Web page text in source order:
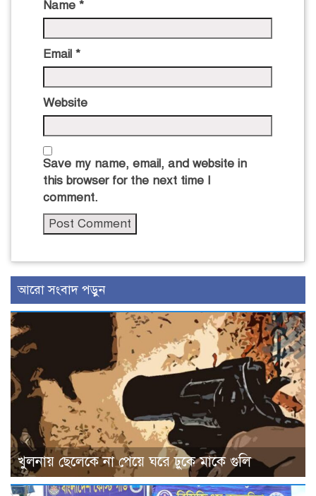
Name *
Email *
Website
Save my name, email, and website in
this browser for the next time I
comment.
আরো সংবাদ পড়ুন
খুলনায় ছেলেকে না পেয়ে ঘরে ঢুকে মাকে গুলি